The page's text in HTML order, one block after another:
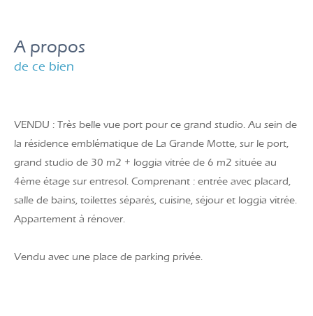
a propos
de ce bien
VENDU : Très belle vue port pour ce grand studio. Au sein de
la résidence emblématique de La Grande Motte, sur le port,
grand studio de 30 m2 + loggia vitrée de 6 m2 située au
4ème étage sur entresol. Comprenant : entrée avec placard,
salle de bains, toilettes séparés, cuisine, séjour et loggia vitrée.
Appartement à rénover.
Vendu avec une place de parking privée.